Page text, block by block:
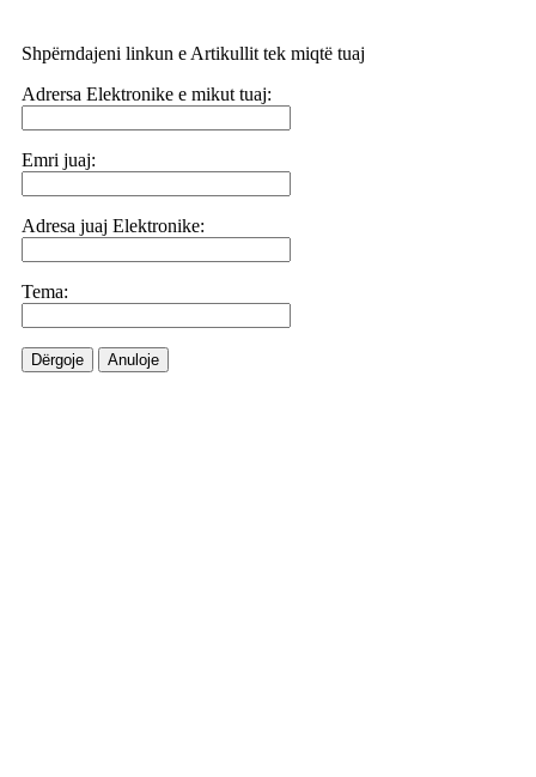
Shpërndajeni linkun e Artikullit tek miqtë tuaj
Adrersa Elektronike e mikut tuaj:
Emri juaj:
Adresa juaj Elektronike:
Tema:
Dërgoje Anuloje